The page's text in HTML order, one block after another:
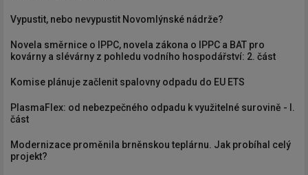
Vypustit, nebo nevypustit Novomlýnské nádrže?
Novela směrnice o IPPC, novela zákona o IPPC a BAT pro
kovárny a slévárny z pohledu vodního hospodářství: 2. část
Komise plánuje začlenit spalovny odpadu do EU ETS
PlasmaFlex: od nebezpečného odpadu k využitelné surovině - I.
část
Modernizace proměnila brněnskou teplárnu. Jak probíhal celý
projekt?